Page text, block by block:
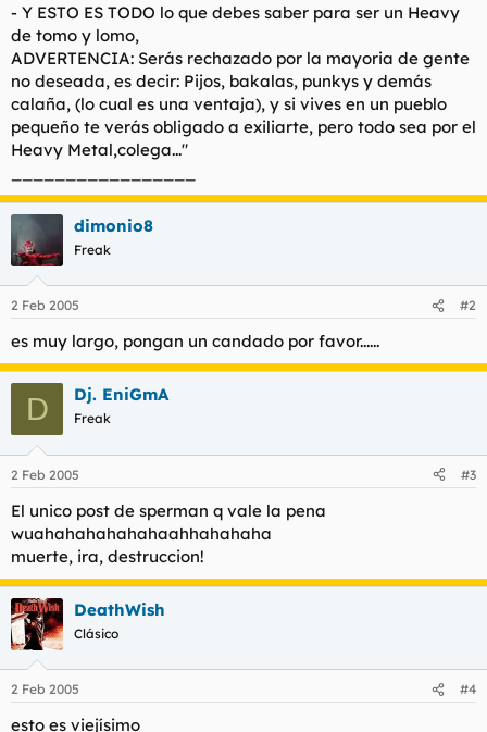
- Y ESTO ES TODO lo que debes saber para ser un Heavy
de tomo y lomo,
ADVERTENCIA: Serás rechazado por la mayoria de gente
no deseada, es decir: Pijos, bakalas, punkys y demás
calaña, (lo cual es una ventaja), y si vives en un pueblo
pequeño te verás obligado a exiliarte, pero todo sea por el
Heavy Metal,colega..."
dimonio8
Freak
2 Feb 2005 #2
es muy largo, pongan un candado por favor......
D Dj. EniGmA
Freak
2 Feb 2005 #3
El unico post de sperman q vale la pena
wuahahahahahahaahhahahaha
muerte, ira, destruccion!
DeathWish
Clásico
2 Feb 2005 #4
esto es viejísimo